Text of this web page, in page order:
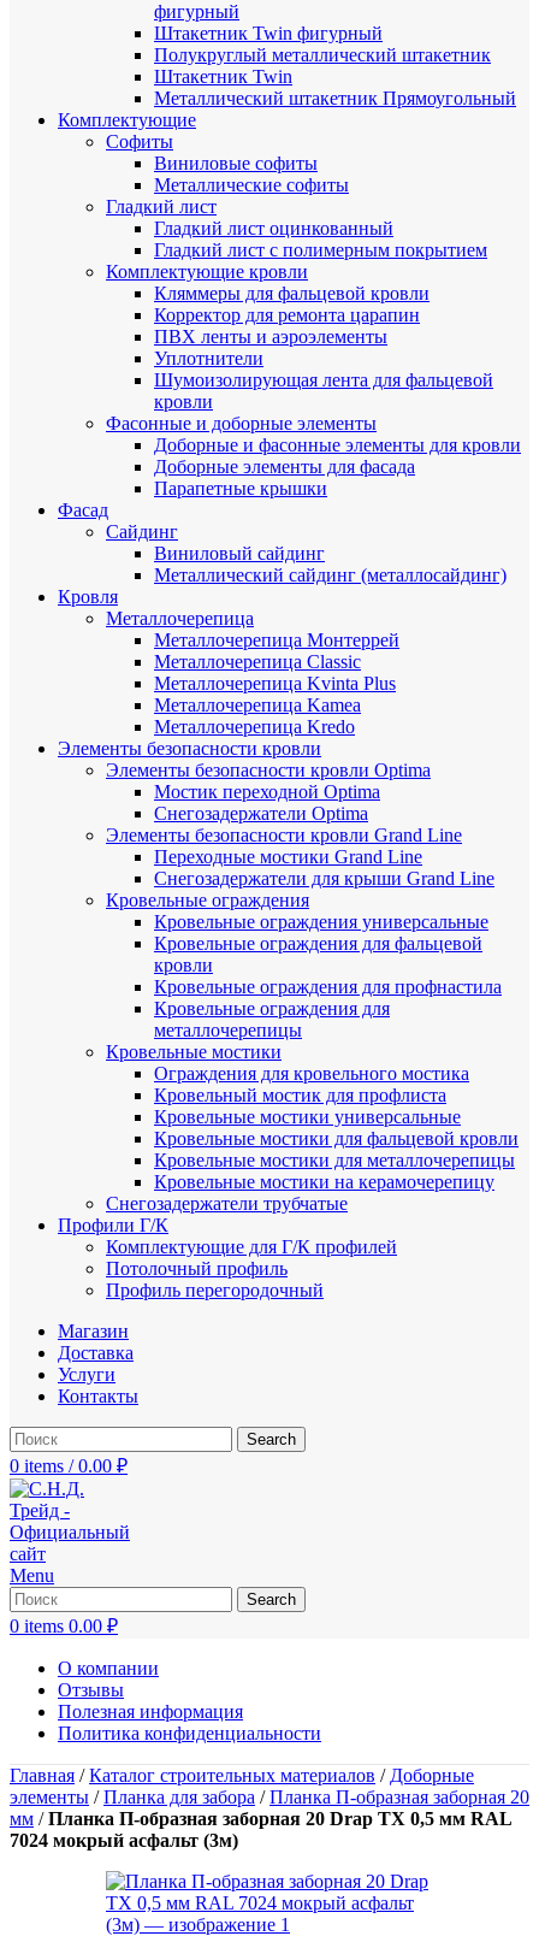
фигурный
Штакетник Twin фигурный
Полукруглый металлический штакетник
Штакетник Twin
Металлический штакетник Прямоугольный
Комплектующие
Cофиты
Виниловые софиты
Металлические софиты
Гладкий лист
Гладкий лист оцинкованный
Гладкий лист с полимерным покрытием
Комплектующие кровли
Кляммеры для фальцевой кровли
Корректор для ремонта царапин
ПВХ ленты и аэроэлементы
Уплотнители
Шумоизолирующая лента для фальцевой
кровли
Фасонные и доборные элементы
Доборные и фасонные элементы для кровли
Доборные элементы для фасада
Парапетные крышки
Фасад
Сайдинг
Виниловый сайдинг
Металлический сайдинг (металлосайдинг)
Кровля
Металлочерепица
Металлочерепица Монтеррей
Металлочерепица Classic
Металлочерепица Kvinta Plus
Металлочерепица Kamea
Металлочерепица Kredo
Элементы безопасности кровли
Элементы безопасности кровли Optima
Мостик переходной Optima
Снегозадержатели Optima
Элементы безопасности кровли Grand Line
Переходные мостики Grand Line
Снегозадержатели для крыши Grand Line
Кровельные ограждения
Кровельные ограждения универсальные
Кровельные ограждения для фальцевой
кровли
Кровельные ограждения для профнастила
Кровельные ограждения для
металлочерепицы
Кровельные мостики
Ограждения для кровельного мостика
Кровельный мостик для профлиста
Кровельные мостики универсальные
Кровельные мостики для фальцевой кровли
Кровельные мостики для металлочерепицы
Кровельные мостики на керамочерепицу
Снегозадержатели трубчатые
Профили Г/К
Комплектующие для Г/К профилей
Потолочный профиль
Профиль перегородочный
Магазин
Доставка
Услуги
Контакты
Search
0 items / 0.00 ₽
Menu
Search
0 items 0.00 ₽
О компании
Отзывы
Полезная информация
Политика конфиденциальности
Главная /Каталог строительных материалов / Доборные
элементы /Планка для забора /Планка П-образная заборная 20
мм /Планка П-образная заборная 20 Drap TX 0,5 мм RAL
7024 мокрый асфальт (3м)